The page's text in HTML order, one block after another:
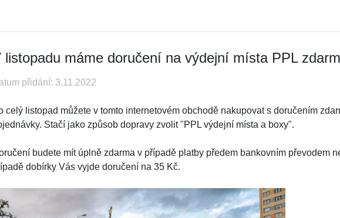
listopadu máme doručení na výdejní místa PPL
přidání: 3.11.2022
celý listopad můžete v tomto internetovém obchodě nakupovat s doručením
Stačí jako způsob dopravy zvolit "PPL výdejní místa a boxy".
budete mít úplně zdarma v případě platby předem bankovním převodem
dobírky Vás vyjde doručení na 35 Kč.